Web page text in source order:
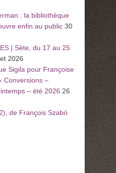
: la bibliothèque
enfin au public 30
| Sète, du 17 au 25
2026
Sigila pour Françoise
Conversions –
– été 2026 26
de François Szabó